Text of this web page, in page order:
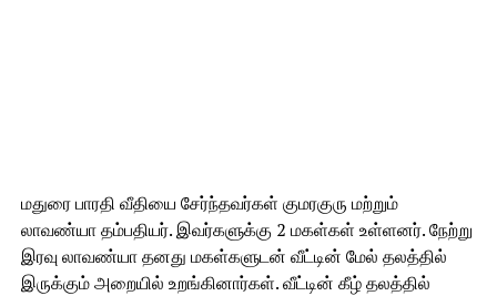
மதுரை பாரதி வீதியை சேர்ந்தவர்கள் குமரகுரு மற்றும்
லாவண்யா தம்பதியர். இவர்களுக்கு 2 மகள்கள் உள்ளனர். நேற்று
இரவு லாவண்யா தனது மகள்களுடன் வீட்டின் மேல் தலத்தில்
இருக்கும் அறையில் உறங்கினார்கள். வீட்டின் கீழ் தலத்தில்